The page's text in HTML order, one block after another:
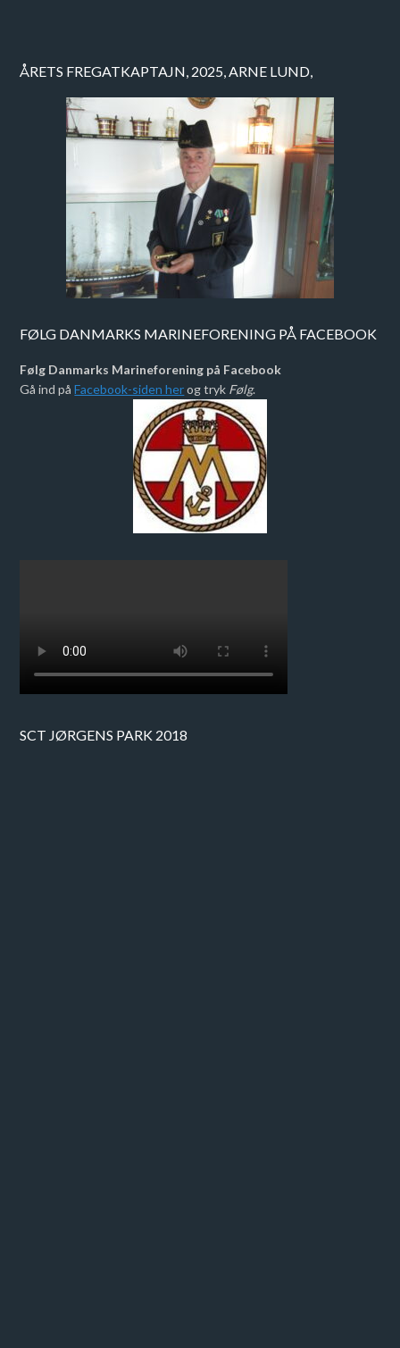
ÅRETS FREGATKAPTAJN, 2025, ARNE LUND,
FØLG DANMARKS MARINEFORENING PÅ FACEBOOK
Følg Danmarks Marineforening på Facebook
Gå ind påFacebook-siden herog tryk Følg.
SCT JØRGENS PARK 2018